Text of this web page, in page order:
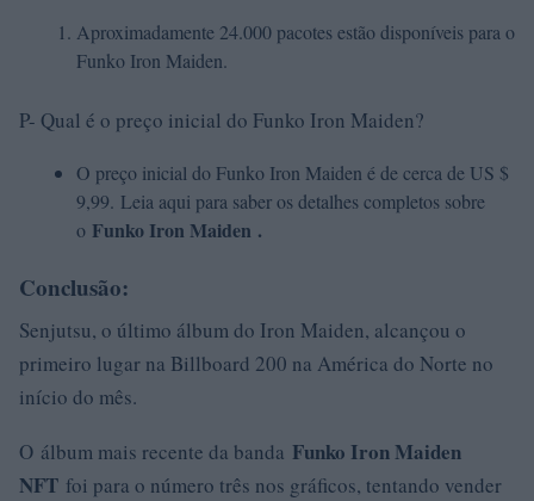
Aproximadamente 24.000 pacotes estão disponíveis para o
Funko Iron Maiden.
P- Qual é o preço inicial do Funko Iron Maiden?
O preço inicial do Funko Iron Maiden é de cerca de US $
9,99. Leia aqui para saber os detalhes completos sobre
o Funko Iron Maiden .
Conclusão:
Senjutsu, o último álbum do Iron Maiden, alcançou o
primeiro lugar na Billboard 200 na América do Norte no
início do mês.
O álbum mais recente da banda Funko Iron Maiden
NFT foi para o número três nos gráficos, tentando vender